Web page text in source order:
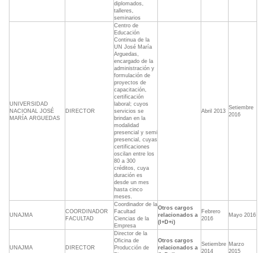
diplomados,
talleres,
seminarios
UNIVERSIDAD
NACIONAL JOSÉ
MARÍA ARGUEDAS
DIRECTOR
Centro de
Educación
Continua de la
UN José María
Arguedas,
encargado de la
administración y
formulación de
proyectos de
capacitación,
certificación
laboral; cuyos
servicios se
brindan en la
modalidad
presencial y semi
presencial, cuyas
certificaciones
oscilan entre los
80 a 300
créditos, cuya
duración es
desde un mes
hasta cinco
meses.
Abril 2013
Setiembre
2016
UNAJMA
COORDINADOR
FACULTAD
Coordinador de la
Facultad
Ciencias de la
Empresa
Otros cargos
relacionados a
(I+D+i)
Febrero
2016
Mayo 2016
UNAJMA DIRECTOR
Director de la
Oficina de
Producción de
Otros cargos
relacionados a
Setiembre
2014
Marzo
2015